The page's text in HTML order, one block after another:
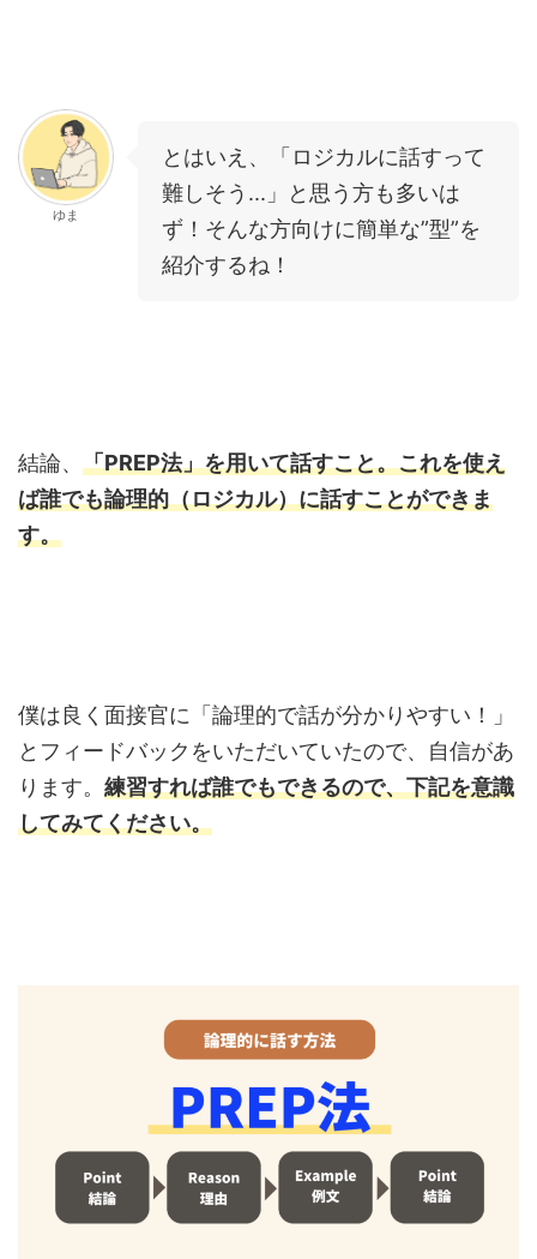
ゆま
とはいえ、「ロジカルに話すって
難しそう...」と思う方も多いは
ず！そんな方向けに簡単な”型”を
紹介するね！
結論、 「PREP法」を用いて話すこと。これを使え
ば誰でも論理的（ロジカル）に話すことができま
す。
僕は良く面接官に「論理的で話が分かりやすい！」
とフィードバックをいただいていたので、自信があ
ります。 練習すれば誰でもできるので、下記を意識
してみてください。